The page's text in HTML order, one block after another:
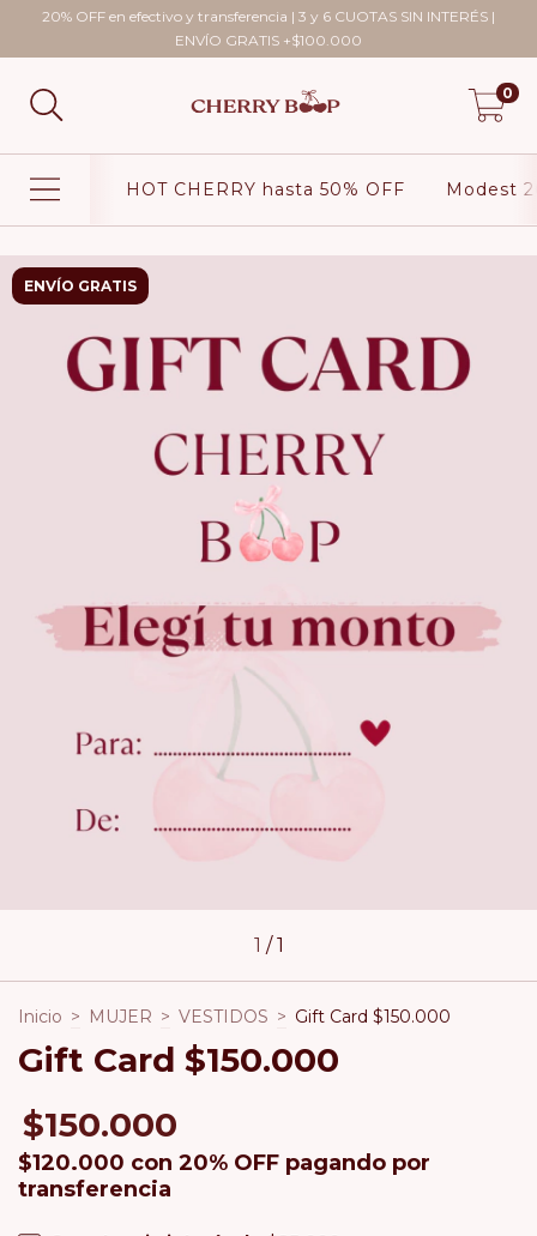
20% OFF en efectivo y transferencia | 3 y 6 CUOTAS SIN INTERÉS |
ENVÍO GRATIS +$100.000
0
HOT CHERRY hasta 50% OFF Modest
ENVÍO GRATIS
1 /1
Inicio > MUJER > VESTIDOS > Gift Card $150.000
Gift Card $150.000
$150.000
$120.000 con 20% OFF pagando por
transferencia